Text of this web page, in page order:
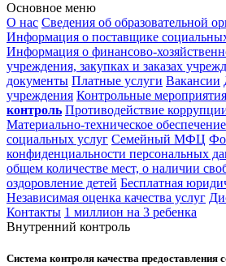
Основное меню
О нас Сведения об образовательной
Информация о поставщике
Информация о финансово-
учреждения, закупках и заказах
документы Платные услуги Вакансии
учреждения Контрольные мероприятия
контроль Противодействие
Материально-техническое
социальных услуг Семейный МФЦ
конфиденциальности персональных
общем количестве мест, о наличии
оздоровление детей Бесплатная
Независимая оценка качества услуг
Контакты 1 миллион на 3 ребенка
Внутренний контроль
Система контроля качества предоставления